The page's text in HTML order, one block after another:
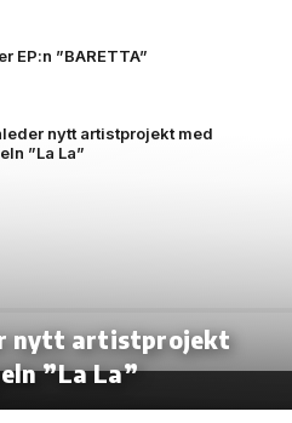
EP:n ”BARETTA”
nytt artistprojekt med
”La La”
nytt artistprojekt
”La La”